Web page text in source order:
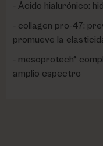
Ácido hialurónico:
collagen pro-47:
promueve la
mesoprotech®
amplio espectro